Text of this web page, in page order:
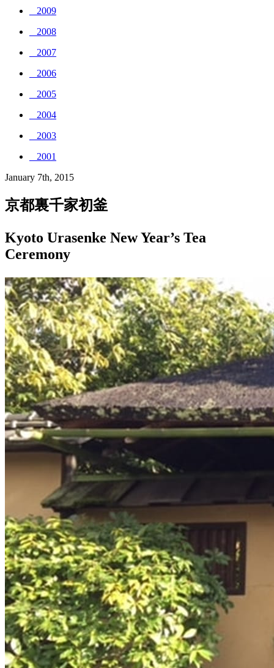
_ 2009
_ 2008
_ 2007
_ 2006
_ 2005
_ 2004
_ 2003
_ 2001
January 7th, 2015
京都裏千家初釜
Kyoto Urasenke New Year’s Tea
Ceremony